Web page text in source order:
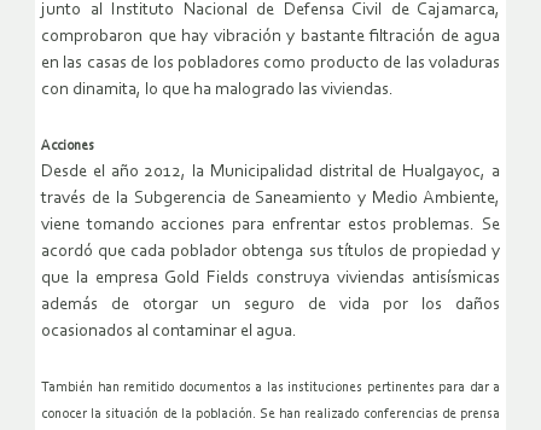
junto al Instituto Nacional de Defensa Civil de Cajamarca,
comprobaron que hay vibración y bastante filtración de agua
en las casas de los pobladores como producto de las voladuras
con dinamita, lo que ha malogrado las viviendas.
Acciones
Desde el año 2012, la Municipalidad distrital de Hualgayoc, a
través de la Subgerencia de Saneamiento y Medio Ambiente,
viene tomando acciones para enfrentar estos problemas. Se
acordó que cada poblador obtenga sus títulos de propiedad y
que la empresa Gold Fields construya viviendas antisísmicas
además de otorgar un seguro de vida por los daños
ocasionados al contaminar el agua.
También han remitido documentos a las instituciones pertinentes para dar a
conocer la situación de la población. Se han realizado conferencias de prensa